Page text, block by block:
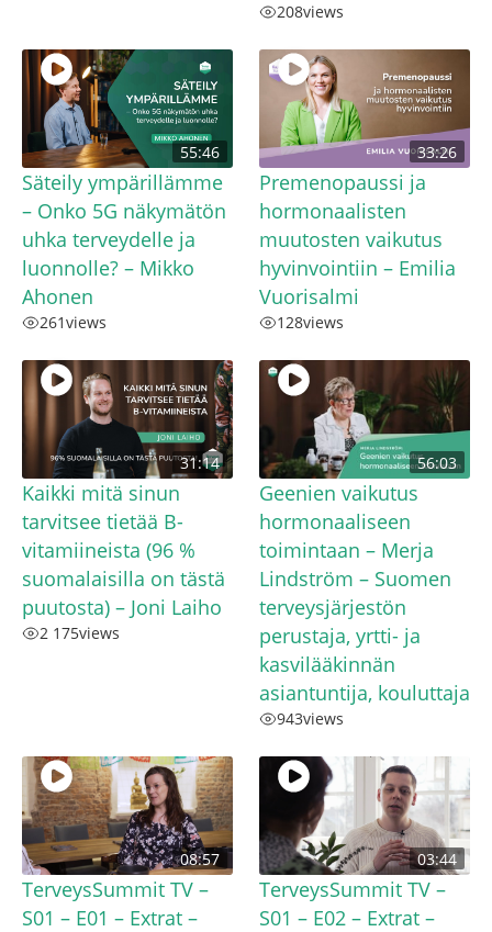
208views
55:46
Säteily ympärillämme
– Onko 5G näkymätön
uhka terveydelle ja
luonnolle? – Mikko
Ahonen
261views
33:26
Premenopaussi ja
hormonaalisten
muutosten vaikutus
hyvinvointiin – Emilia
Vuorisalmi
128views
31:14
Kaikki mitä sinun
tarvitsee tietää B-
vitamiineista (96 %
suomalaisilla on tästä
puutosta) – Joni Laiho
2 175views
56:03
Geenien vaikutus
hormonaaliseen
toimintaan – Merja
Lindström – Suomen
terveysjärjestön
perustaja, yrtti- ja
kasvilääkinnän
asiantuntija, kouluttaja
943views
08:57
TerveysSummit TV –
S01 – E01 – Extrat –
03:44
TerveysSummit TV –
S01 – E02 – Extrat –